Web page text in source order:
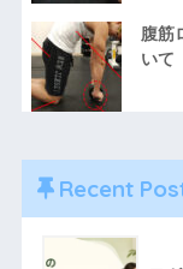
腹筋
いて
Recent